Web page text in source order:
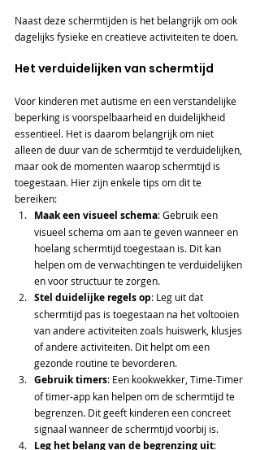
Naast deze schermtijden is het belangrijk om ook
dagelijks fysieke en creatieve activiteiten te doen.
Het verduidelijken van schermtijd
Voor kinderen met autisme en een verstandelijke
beperking is voorspelbaarheid en duidelijkheid
essentieel. Het is daarom belangrijk om niet
alleen de duur van de schermtijd te verduidelijken,
maar ook de momenten waarop schermtijd is
toegestaan. Hier zijn enkele tips om dit te
bereiken:
Maak een visueel schema: Gebruik een
visueel schema om aan te geven wanneer en
hoelang schermtijd toegestaan is. Dit kan
helpen om de verwachtingen te verduidelijken
en voor structuur te zorgen.
Stel duidelijke regels op: Leg uit dat
schermtijd pas is toegestaan na het voltooien
van andere activiteiten zoals huiswerk, klusjes
of andere activiteiten. Dit helpt om een
gezonde routine te bevorderen.
Gebruik timers: Een kookwekker, Time-Timer
of timer-app kan helpen om de schermtijd te
begrenzen. Dit geeft kinderen een concreet
signaal wanneer de schermtijd voorbij is.
Leg het belang van de begrenzing uit: